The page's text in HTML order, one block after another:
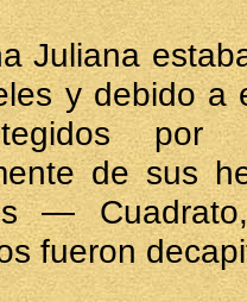
Juliana
y debido a
de sus
—
fueron